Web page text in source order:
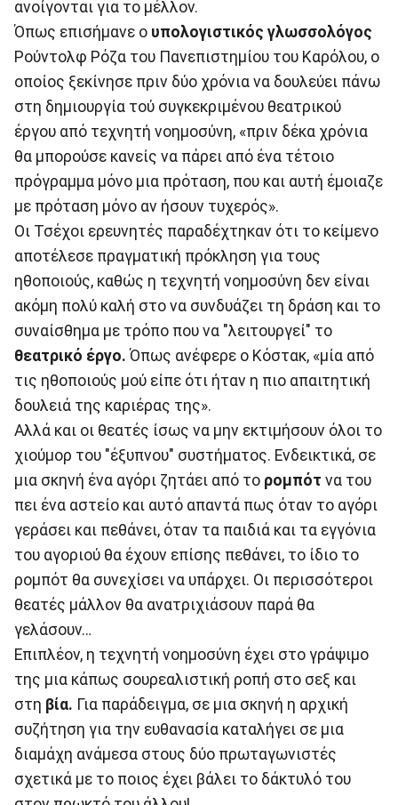
ανοίγονται για το μέλλον.
Όπως επισήμανε ο υπολογιστικός γλωσσολόγος
Ρούντολφ Ρόζα του Πανεπιστημίου του Καρόλου, ο
οποίος ξεκίνησε πριν δύο χρόνια να δουλεύει πάνω
στη δημιουργία τού συγκεκριμένου θεατρικού
έργου από τεχνητή νοημοσύνη, «πριν δέκα χρόνια
θα μπορούσε κανείς να πάρει από ένα τέτοιο
πρόγραμμα μόνο μια πρόταση, που και αυτή έμοιαζε
με πρόταση μόνο αν ήσουν τυχερός».
Οι Τσέχοι ερευνητές παραδέχτηκαν ότι το κείμενο
αποτέλεσε πραγματική πρόκληση για τους
ηθοποιούς, καθώς η τεχνητή νοημοσύνη δεν είναι
ακόμη πολύ καλή στο να συνδυάζει τη δράση και το
συναίσθημα με τρόπο που να "λειτουργεί" το
θεατρικό έργο. Όπως ανέφερε ο Κόστακ, «μία από
τις ηθοποιούς μού είπε ότι ήταν η πιο απαιτητική
δουλειά της καριέρας της».
Αλλά και οι θεατές ίσως να μην εκτιμήσουν όλοι το
χιούμορ του "έξυπνου" συστήματος. Ενδεικτικά, σε
μια σκηνή ένα αγόρι ζητάει από το ρομπότ να του
πει ένα αστείο και αυτό απαντά πως όταν το αγόρι
γεράσει και πεθάνει, όταν τα παιδιά και τα εγγόνια
του αγοριού θα έχουν επίσης πεθάνει, το ίδιο το
ρομπότ θα συνεχίσει να υπάρχει. Οι περισσότεροι
θεατές μάλλον θα ανατριχιάσουν παρά θα
γελάσουν…
Επιπλέον, η τεχνητή νοημοσύνη έχει στο γράψιμο
της μια κάπως σουρεαλιστική ροπή στο σεξ και
στη βία. Για παράδειγμα, σε μια σκηνή η αρχική
συζήτηση για την ευθανασία καταλήγει σε μια
διαμάχη ανάμεσα στους δύο πρωταγωνιστές
σχετικά με το ποιος έχει βάλει το δάκτυλό του